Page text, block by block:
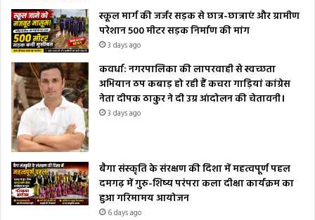
स्कूल मार्ग की जर्जर सड़क से छात्र-छात्राएं और ग्रामीण
परेशान 500 मीटर सड़क निर्माण की मांग
3 days ago
कवर्धा: नगरपालिका की लापरवाही से स्वच्छता
अभियान ठप कबाड़ हो रही हैं कचरा गाड़ियां कांग्रेस
नेता दीपक ठाकुर ने दी उग्र आंदोलन की चेतावनी।
3 days ago
बैगा संस्कृति के संरक्षण की दिशा में महत्वपूर्ण पहल
दमगढ़ में गुरु-शिष्य परंपरा कला दीक्षा कार्यक्रम का
हुआ गरिमामय आयोजन
6 days ago